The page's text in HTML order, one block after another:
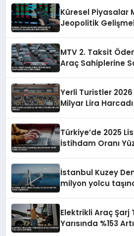
Küresel Piyasalar
Jeopolitik
MTV 2. Taksit
Araç Sahiplerine
Yerli Turistler
Milyar Lira Harcadı
Türkiye’de 2025
İstihdam Oranı
İstanbul Kuzey
milyon yolcu
Elektrikli Araç Şarj
Yarısında %153